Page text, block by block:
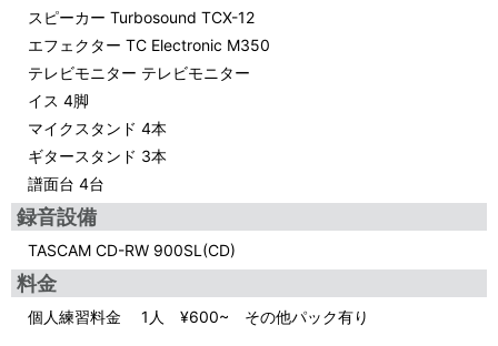
スピーカー Turbosound TCX-12
エフェクター TC Electronic M350
テレビモニター テレビモニター
イス 4脚
マイクスタンド 4本
ギタースタンド 3本
譜面台 4台
録音設備
TASCAM CD-RW 900SL(CD)
料金
個人練習料金 1人 ¥600~ その他パック有り